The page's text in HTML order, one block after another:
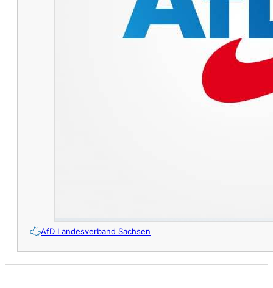
AfD Landesverband Sachsen